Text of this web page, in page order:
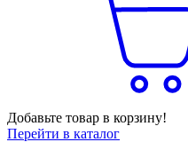
Добавьте товар в корзину!
Перейти в каталог